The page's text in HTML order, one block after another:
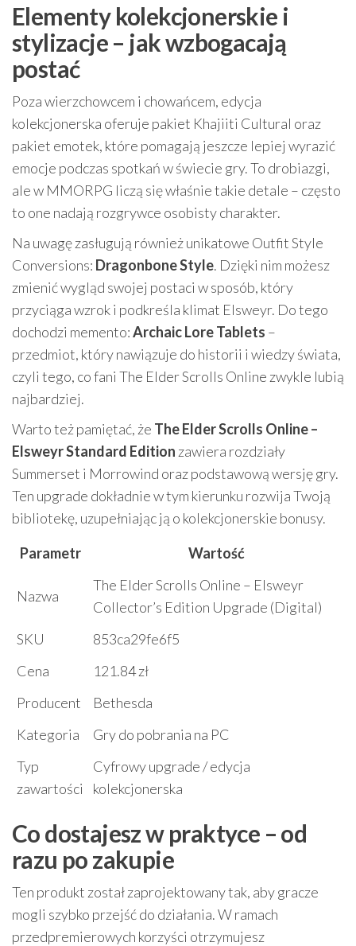
Elementy kolekcjonerskie i
stylizacje – jak wzbogacają
postać
Poza wierzchowcem i chowańcem, edycja
kolekcjonerska oferuje pakiet Khajiiti Cultural oraz
pakiet emotek, które pomagają jeszcze lepiej wyrazić
emocje podczas spotkań w świecie gry. To drobiazgi,
ale w MMORPG liczą się właśnie takie detale – często
to one nadają rozgrywce osobisty charakter.
Na uwagę zasługują również unikatowe Outfit Style
Conversions: Dragonbone Style. Dzięki nim możesz
zmienić wygląd swojej postaci w sposób, który
przyciąga wzrok i podkreśla klimat Elsweyr. Do tego
dochodzi memento:Archaic Lore Tablets –
przedmiot, który nawiązuje do historii i wiedzy świata,
czyli tego, co fani The Elder Scrolls Online zwykle lubią
najbardziej.
Warto też pamiętać, że The Elder Scrolls Online –
Elsweyr Standard Edition zawiera rozdziały
Summerset i Morrowind oraz podstawową wersję gry.
Ten upgrade dokładnie w tym kierunku rozwija Twoją
bibliotekę, uzupełniając ją o kolekcjonerskie bonusy.
Parametr
Wartość
Nazwa
The Elder Scrolls Online – Elsweyr
Collector’s Edition Upgrade (Digital)
SKU
853ca29fe6f5
Cena
121.84 zł
Producent
Bethesda
Kategoria
Gry do pobrania na PC
Typ
zawartości
Cyfrowy upgrade / edycja
kolekcjonerska
Co dostajesz w praktyce – od
razu po zakupie
Ten produkt został zaprojektowany tak, aby gracze
mogli szybko przejść do działania. W ramach
przedpremierowych korzyści otrzymujesz